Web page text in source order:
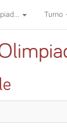
Turno